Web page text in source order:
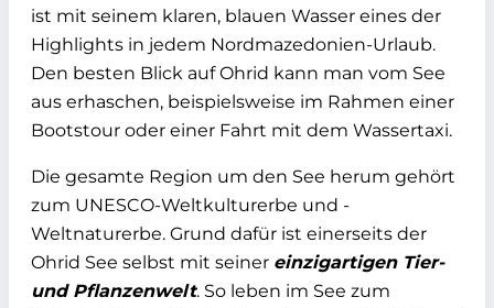
ist mit seinem klaren, blauen Wasser eines der
Highlights in jedem Nordmazedonien-Urlaub.
Den besten Blick auf Ohrid kann man vom See
aus erhaschen, beispielsweise im Rahmen einer
Bootstour oder einer Fahrt mit dem Wassertaxi.
Die gesamte Region um den See herum gehört
zum UNESCO-Weltkulturerbe und -
Weltnaturerbe. Grund dafür ist einerseits der
Ohrid See selbst mit seiner einzigartigen Tier-
und Pflanzenwelt. So leben im See zum